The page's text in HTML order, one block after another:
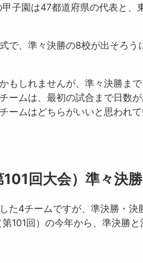
子園は47都道府県の代表と
で、準々決勝の8校が出そろ
もしれませんが、準々決勝ま
ームは、最初の試合まで日数
ームはどちらがいいと思われ
101回大会）準々決
た4チームですが、 準決勝・決
101回）の今年から、準決勝と